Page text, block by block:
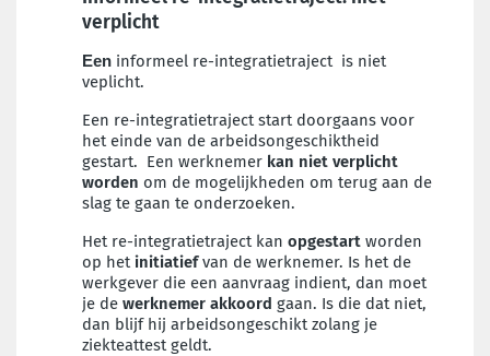
verplicht
Een informeel re-integratietraject is niet
veplicht.
Een re-integratietraject start doorgaans voor
het einde van de arbeidsongeschiktheid
gestart. Een werknemer kan niet verplicht
worden om de mogelijkheden om terug aan de
slag te gaan te onderzoeken.
Het re-integratietraject kan opgestart worden
op het initiatiefvan de werknemer. Is het de
werkgever die een aanvraag indient, dan moet
je de werknemer akkoord gaan. Is die dat niet,
dan blijf hij arbeidsongeschikt zolang je
ziekteattest geldt.